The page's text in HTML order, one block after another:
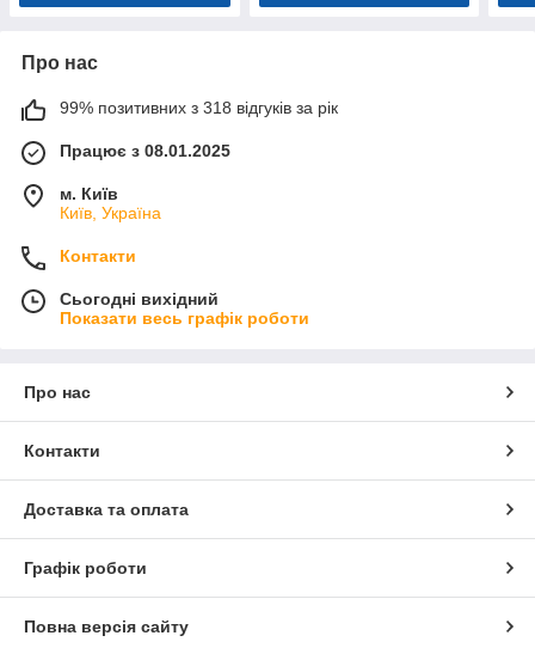
Про нас
99% позитивних з 318 відгуків за рік
Працює з 08.01.2025
м. Київ
Київ, Україна
Контакти
Сьогодні вихідний
Показати весь графік роботи
Про нас
Контакти
Доставка та оплата
Графік роботи
Повна версія сайту